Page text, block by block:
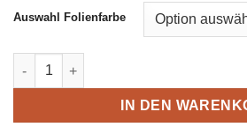
Auswahl Folienfarbe
Japanisches Schriftzeichen -
IN DEN